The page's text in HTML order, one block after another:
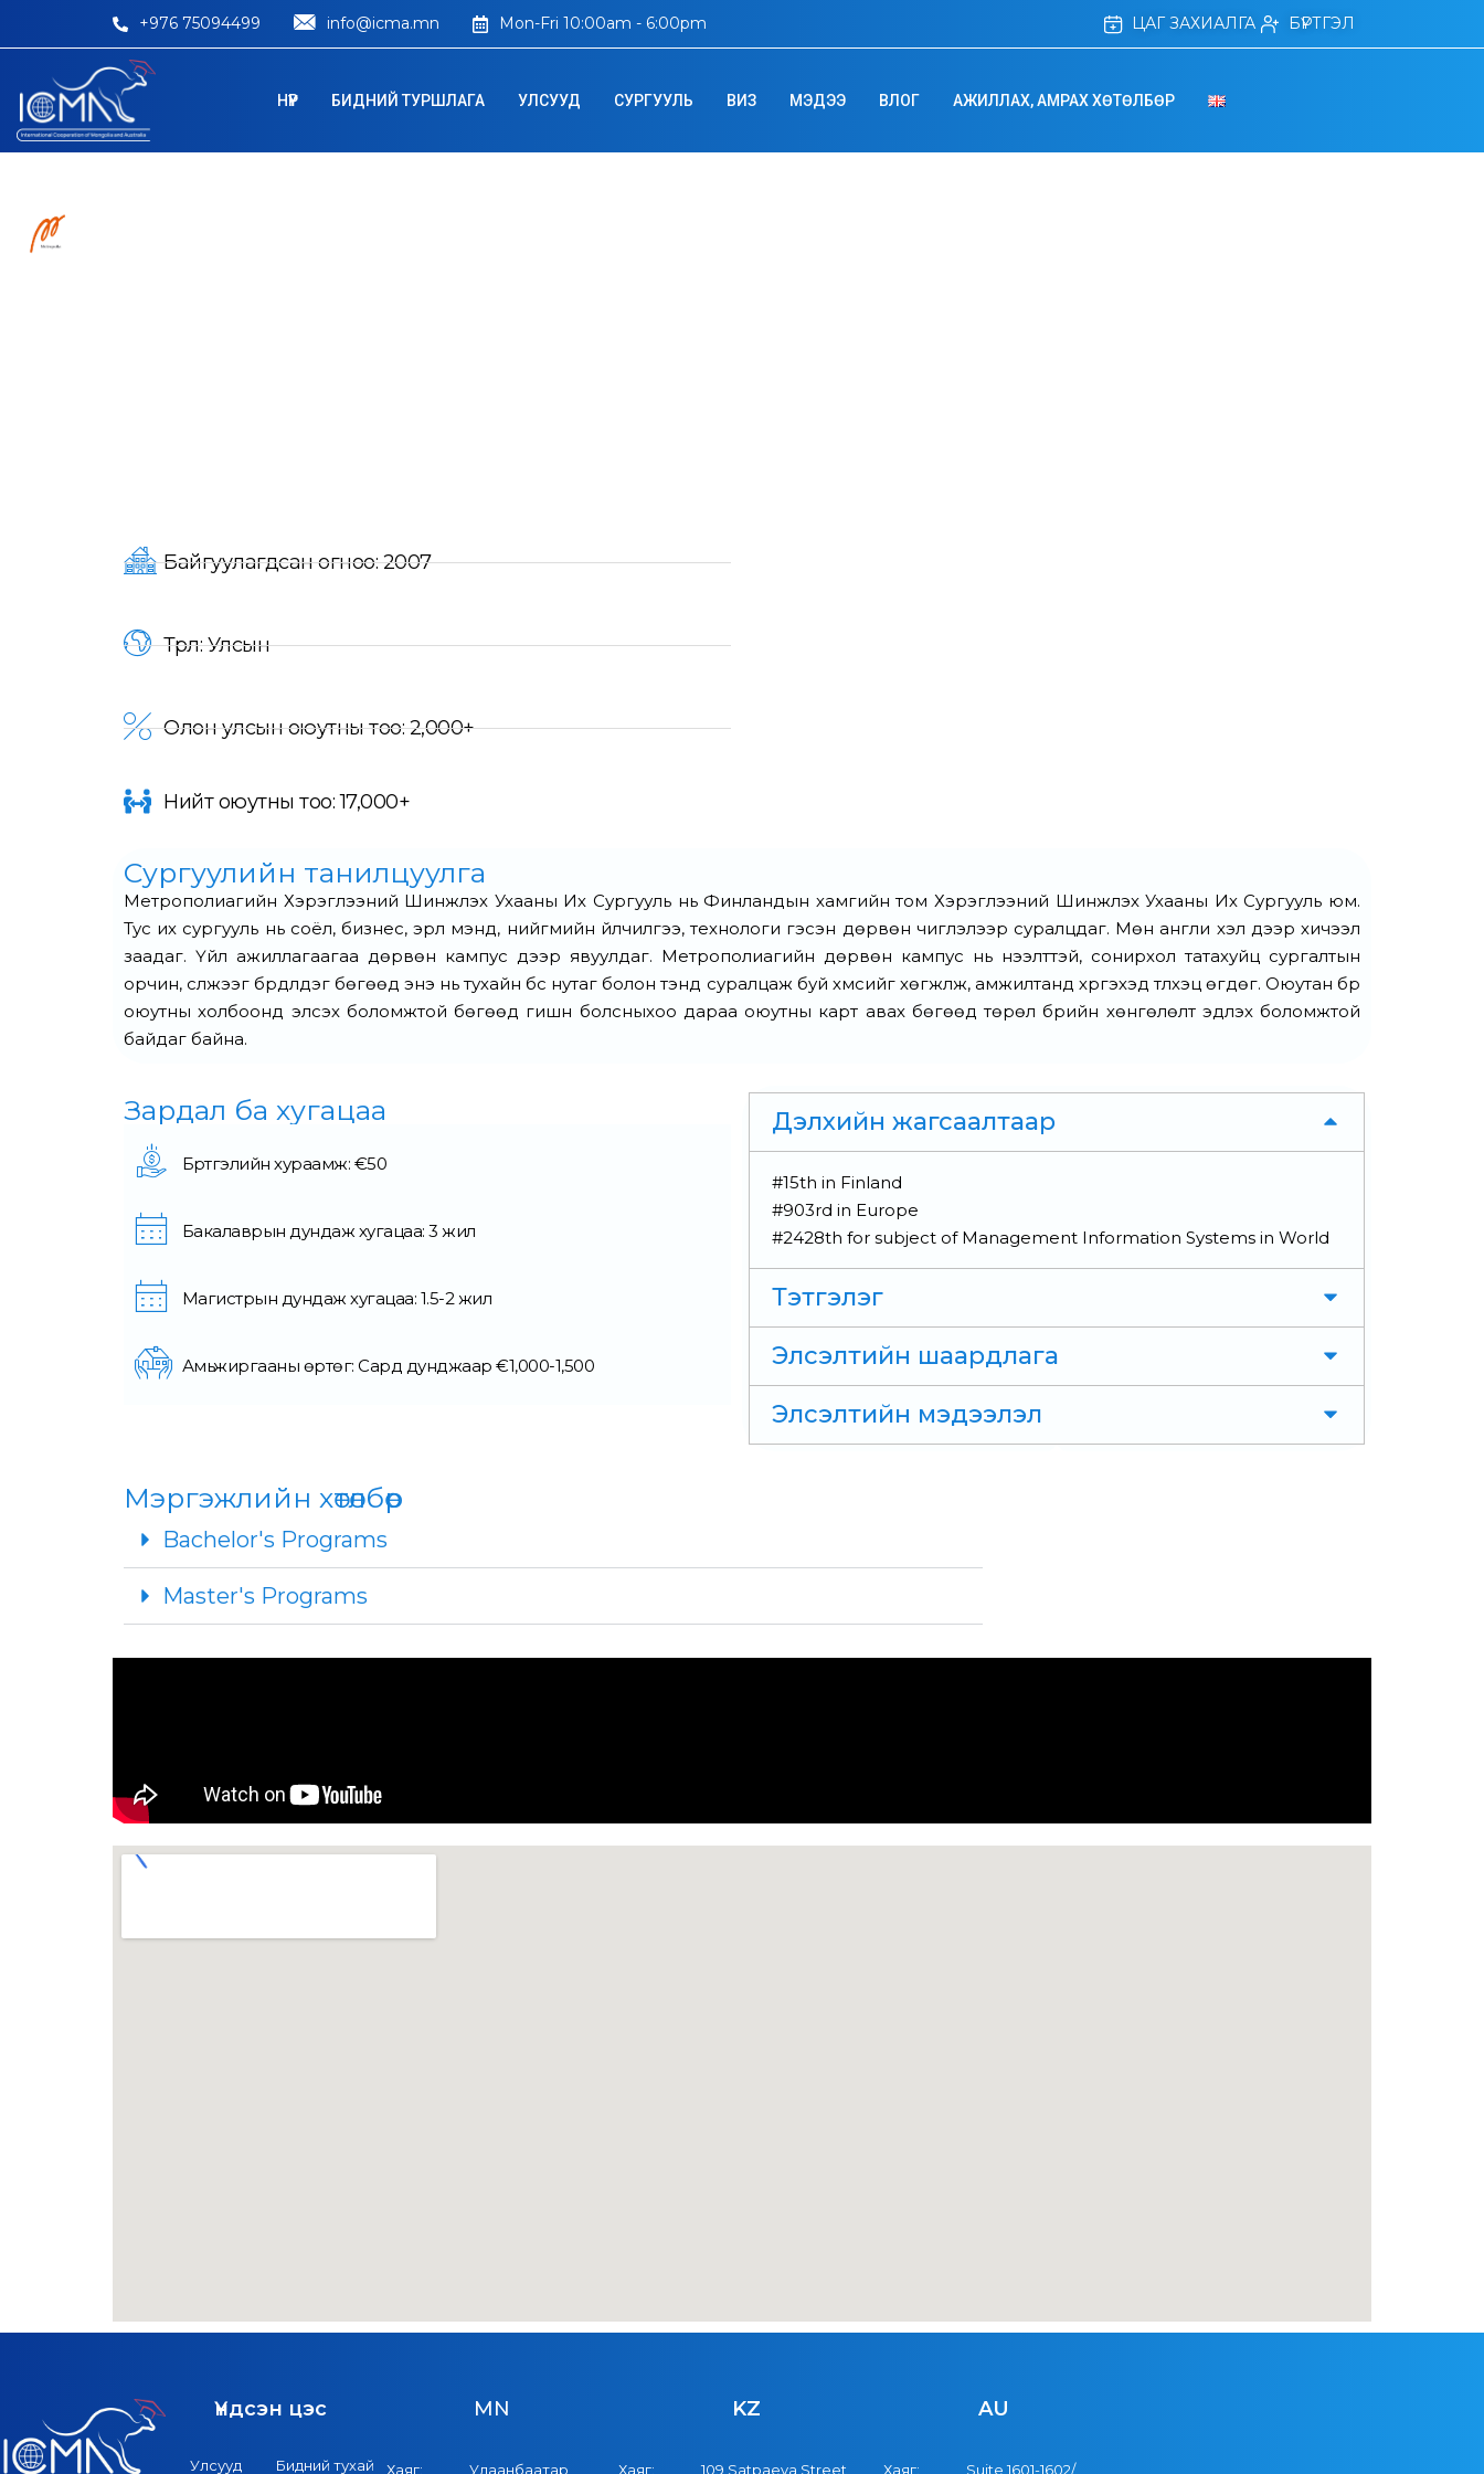
+976 75094499 info@icma.mn Mon-Fri 10:00am - 6:00pm ЦАГ ЗАХИАЛГА БҮРТГЭЛ
НҮҮР БИДНИЙ ТУРШЛАГА УЛСУУД СУРГУУЛЬ ВИЗ МЭДЭЭ ВЛОГ АЖИЛЛАХ, АМРАХ ХӨТӨЛБӨР
Байгуулагдсан огноо: 2007
Төрөл: Улсын
Олон улсын оюутны тоо: 2,000+
Нийт оюутны тоо: 17,000+
Сургуулийн танилцуулга
Метрополиагийн Хэрэглээний Шинжлэх Ухааны Их Сургууль нь Финландын хамгийн том Хэрэглээний Шинжлэх Ухааны Их Сургууль юм.
Тус их сургууль нь соёл, бизнес, эрүүл мэнд, нийгмийн үйлчилгээ, технологи гэсэн дөрвөн чиглэлээр суралцдаг. Мөн англи хэл дээр хичээл
заадаг. Үйл ажиллагаагаа дөрвөн кампус дээр явуулдаг. Метрополиагийн дөрвөн кампус нь нээлттэй, сонирхол татахуйц сургалтын
орчин, сүлжээг бүрдүүлдэг бөгөөд энэ нь тухайн бүс нутаг болон тэнд суралцаж буй хүмүүсийг хөгжүүлж, амжилтанд хүргэхэд түлхэц өгдөг. Оюутан бүр
оюутны холбоонд элсэх боломжтой бөгөөд гишүүн болсныхоо дараа оюутны карт авах бөгөөд төрөл бүрийн хөнгөлөлт эдлэх боломжтой
байдаг байна.
Зардал ба хугацаа
Бүртгэлийн хураамж: €50
Бакалаврын дундаж хугацаа: 3 жил
Магистрын дундаж хугацаа: 1.5-2 жил
Амьжиргааны өртөг: Сард дунджаар €1,000-1,500
Дэлхийн жагсаалтаар
#15th in Finland
#903rd in Europe
#2428th for subject of Management Information Systems in World
Тэтгэлэг
Элсэлтийн шаардлага
Элсэлтийн мэдээлэл
Мэргэжлийн хөтөлбөр
Bachelor's Programs
Master's Programs
Үндсэн цэс
Улсууд Бидний тухай
MN
Хаяг: Улаанбаатар,
KZ
Хаяг: 109 Satpaeva Street,
AU
Хаяг: Suite 1601-1602/